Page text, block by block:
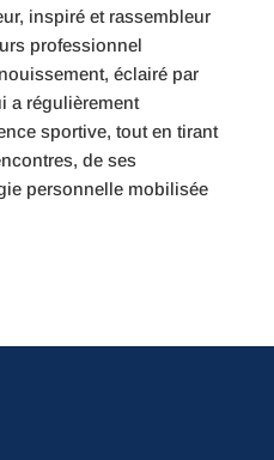
inspiré et rassembleur
professionnel
éclairé par
a régulièrement
sportive, tout en tirant
de ses
personnelle mobilisée